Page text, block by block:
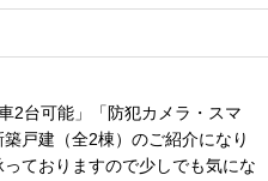
2台可能」「防犯カメラ・スマ
戸建（全2棟）のご紹介になり
っておりますので少しでも気にな